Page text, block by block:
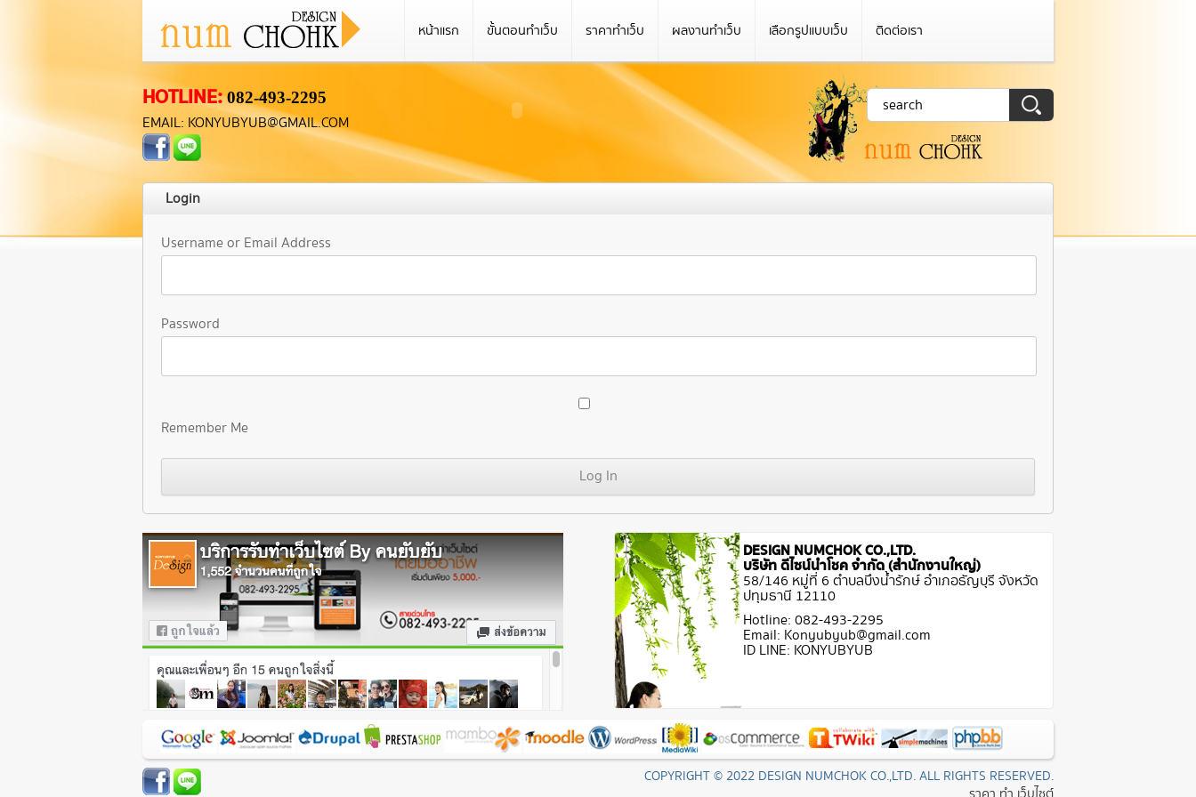
หน้าแรก ขั้นตอนทำเว็บ ราคาทำเว็บ ผลงานทำเว็บ เลือกรูปแบบเว็บ ติดต่อเรา
HOTLINE: 082-493-2295
EMAIL: KONYUBYUB@GMAIL.COM
Login
Username or Email Address
Password
Remember Me
DESIGN NUMCHOK CO.,LTD.
บริษัท ดีไซน์นำโชค จำกัด (สำนักงานใหญ่)
58/146 หมู่ที่ 6 ตำบลบึงน้ำรักษ์ อำเภอธัญบุรี จังหวัด
ปทุมธานี 12110
Hotline: 082-493-2295
Email: Konyubyub@gmail.com
ID LINE: KONYUBYUB
COPYRIGHT © 2022 DESIGN NUMCHOK CO.,LTD. ALL RIGHTS RESERVED.